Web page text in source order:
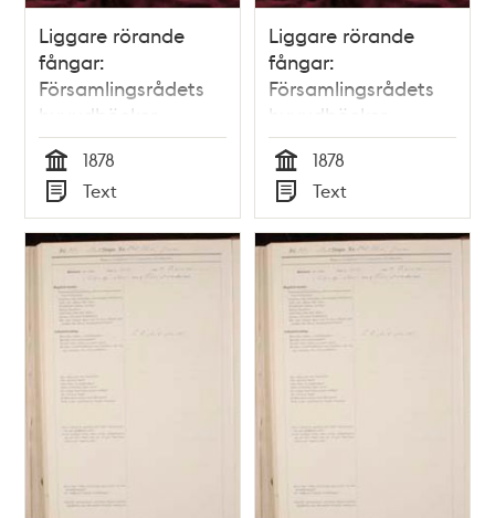
Liggare rörande
fångar:
Församlingsrådets
huvudböcker
(biografiböcker),
volym 13
Tid
1878
Typ
Text
Liggare rörande
fångar:
Församlingsrådets
huvudböcker
(biografiböcker),
volym 16
Tid
1878
Typ
Text